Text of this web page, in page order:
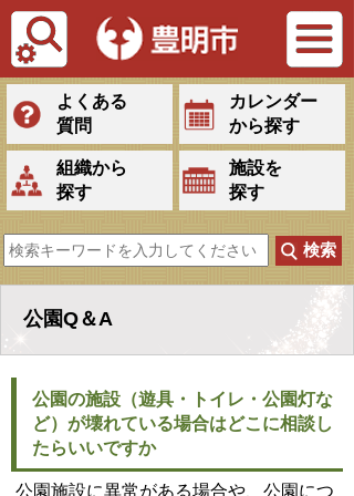
Tiếng Việt
よくある
質問
カレンダー
から探す
組織から
探す
施設を
探す
公園Q＆A
公園の施設（遊具・トイレ・公園灯な
ど）が壊れている場合はどこに相談し
たらいいですか
公園施設に異常がある場合や、公園につ